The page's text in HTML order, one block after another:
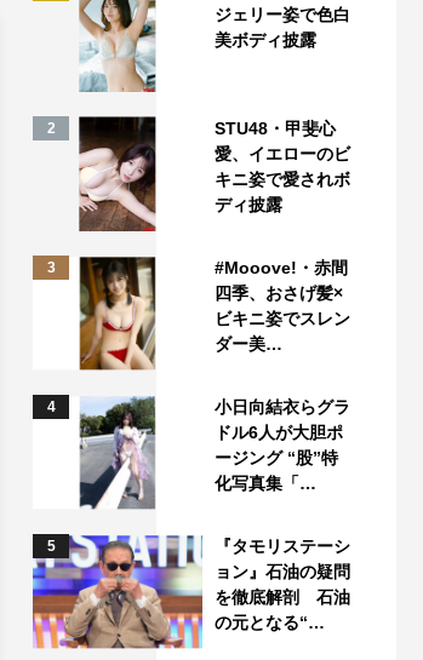
ジェリー姿で色白
美ボディ披露
2
STU48・甲斐心
愛、イエローのビ
キニ姿で愛されボ
ディ披露
3
#Mooove!・赤間
四季、おさげ髪×
ビキニ姿でスレン
ダー美…
4
小日向結衣らグラ
ドル6人が大胆ポ
ージング “股”特
化写真集「…
5
『タモリステーシ
ョン』石油の疑問
を徹底解剖 石油
の元となる“…